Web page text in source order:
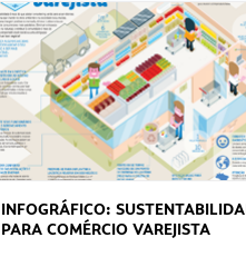
INFOGRÁFICO:
PARA COMÉRCIO VAREJISTA